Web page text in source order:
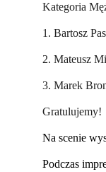
Kategoria
1. Bartosz
2. Mateusz
3. Marek
Gratulujemy!
Na scenie
Podczas